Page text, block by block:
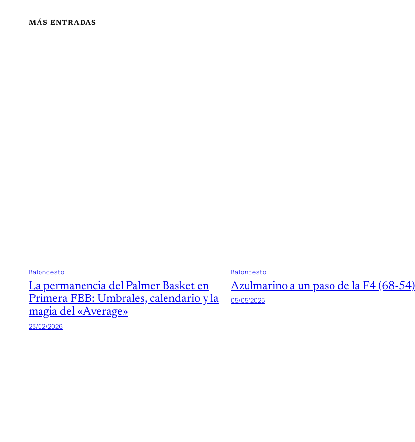
MÁS ENTRADAS
Baloncesto
La permanencia del Palmer Basket en
Primera FEB: Umbrales, calendario y la
magia del «Average»
23/02/2026
Baloncesto
Azulmarino a un paso de la F4 (68-54)
05/05/2025